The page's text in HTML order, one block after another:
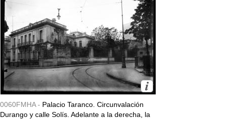
0060FMHA - Palacio Taranco. Circunvalación
Durango y calle Solís. Adelante a la derecha, la